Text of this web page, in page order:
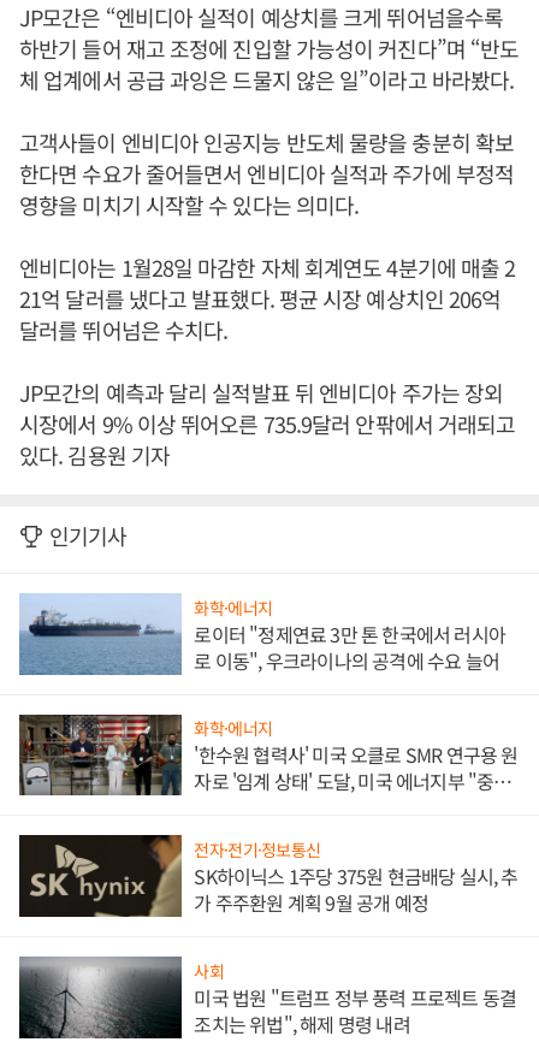
JP모간은 “엔비디아 실적이 예상치를 크게 뛰어넘을수록
하반기 들어 재고 조정에 진입할 가능성이 커진다”며 “반도
체 업계에서 공급 과잉은 드물지 않은 일”이라고 바라봤다.
고객사들이 엔비디아 인공지능 반도체 물량을 충분히 확보
한다면 수요가 줄어들면서 엔비디아 실적과 주가에 부정적
영향을 미치기 시작할 수 있다는 의미다.
엔비디아는 1월28일 마감한 자체 회계연도 4분기에 매출 2
21억 달러를 냈다고 발표했다. 평균 시장 예상치인 206억
달러를 뛰어넘은 수치다.
JP모간의 예측과 달리 실적발표 뒤 엔비디아 주가는 장외
시장에서 9% 이상 뛰어오른 735.9달러 안팎에서 거래되고
있다. 김용원 기자
인기기사
화학·에너지
로이터 "정제연료 3만 톤 한국에서 러시아
로 이동", 우크라이나의 공격에 수요 늘어
화학·에너지
'한수원 협력사' 미국 오클로 SMR 연구용 원
자로 '임계 상태' 도달, 미국 에너지부 "중요
전자·전기·정보통신
SK하이닉스 1주당 375원 현금배당 실시, 추
가 주주환원 계획 9월 공개 예정
사회
미국 법원 "트럼프 정부 풍력 프로젝트 동결
조치는 위법", 해제 명령 내려